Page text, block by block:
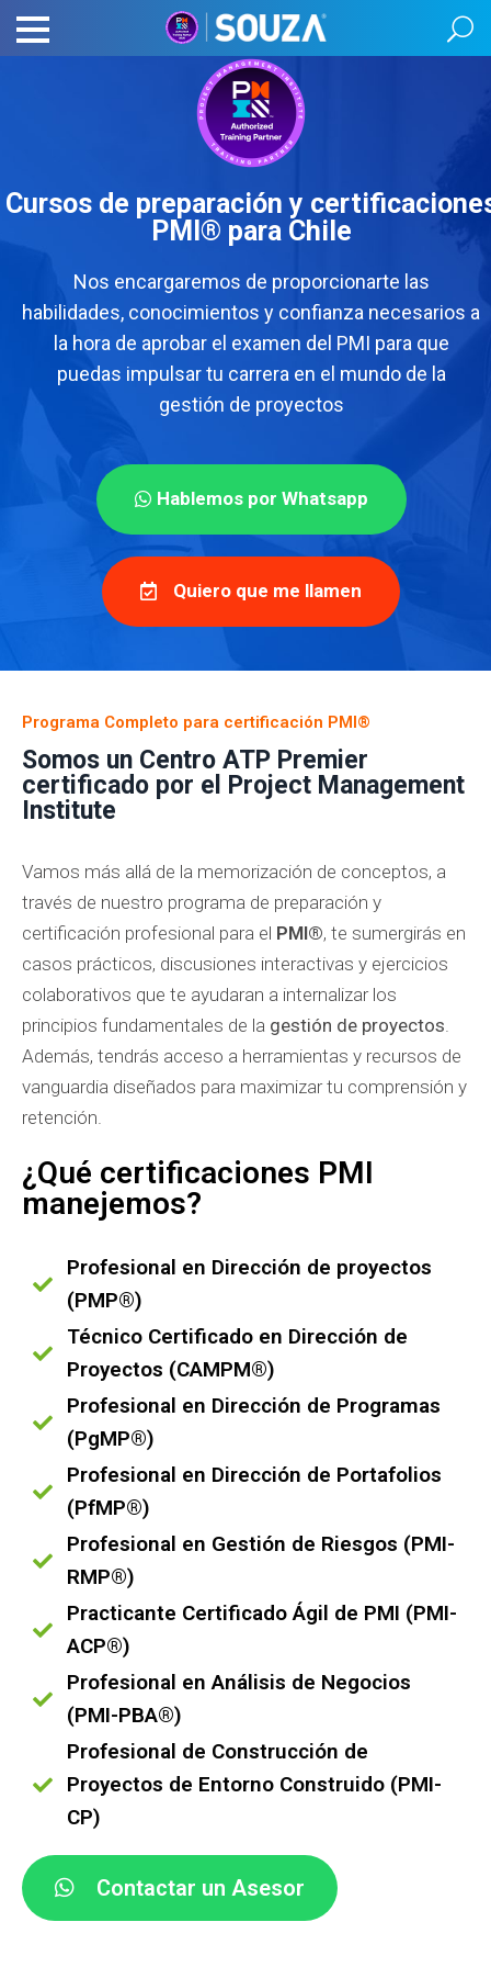
Cursos de preparación y
PMI® para Chile
Nos encargaremos de proporcionarte las
habilidades, conocimientos y confianza necesarios a
la hora de aprobar el examen del PMI para que
puedas impulsar tu carrera en el mundo de la
gestión de proyectos
Hablemos por Whatsapp
Quiero que me llamen
Programa Completo para certificación PMI®
Somos un Centro ATP Premier
certificado por el Project Management
Institute
Vamos más allá de la memorización de conceptos, a
través de nuestro programa de preparación y
certificación profesional para el PMI®, te sumergirás en
casos prácticos, discusiones interactivas y ejercicios
colaborativos que te ayudaran a internalizar los
principios fundamentales de la gestión de proyectos.
Además, tendrás acceso a herramientas y recursos de
vanguardia diseñados para maximizar tu comprensión y
retención.
¿Qué certificaciones PMI
manejemos?
Profesional en Dirección de proyectos
(PMP®)
Técnico Certificado en Dirección de
Proyectos (CAMPM®)
Profesional en Dirección de Programas
(PgMP®)
Profesional en Dirección de Portafolios
(PfMP®)
Profesional en Gestión de Riesgos (PMI-
RMP®)
Practicante Certificado Ágil de PMI (PMI-
ACP®)
Profesional en Análisis de Negocios
(PMI-PBA®)
Profesional de Construcción de
Proyectos de Entorno Construido (PMI-
CP)
Contactar un Asesor